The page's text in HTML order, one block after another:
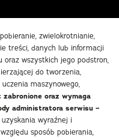
zwielokrotnianie,
treści, danych lub informacji
oraz wszystkich jego podstron,
do tworzenia,
maszynowego,
zabronione oraz wymaga
administratora serwisu –
uzyskania wyraźnej i
sposób pobierania,